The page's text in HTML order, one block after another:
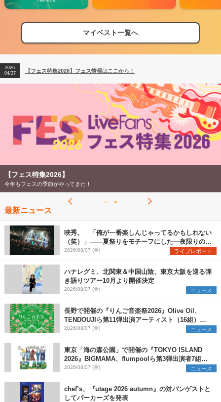
マイベスト一覧へ
【フェス特集2026】フェス情報はここから！
【ライブ動員ランキング】2026年上半期編発表！
2026
04/27
【フェス特集2026】フェス情報はここから！
2026
【ライブ動員ランキング】2026年上半期編発表！
【フェス特集2026】
今年もフェスの季節がやってきた！
最新ニュース
映秀。 「俺が一番楽しんじゃってるかもしれない
（笑）」――夏祭りをモチーフにした一夜限りのス
ペシャルライブ『色祭』レポート
2026/08/07 (金) ライブレポート
ハナレグミ、北関東＆中国山陰、東京大阪を巡る弾
き語りツアー10月より開催決定
2026/08/07 (金) ニュース
長野で開催の『りんご音楽祭2026』Olive Oil、
TENDOUJIら第11弾出演アーティスト（16組）を
発表
2026/08/07 (金) ニュース
東京「海の森公園」で開催の『TOKYO ISLAND
2026』BIGMAMA、flumpoolら第3弾出演者7組を
発表 ワークショップ・アート出展者を募集
2026/08/07 (金) ニュース
chef’s、『utage 2026 autumn』の対バンゲストと
してパーカーズを発表